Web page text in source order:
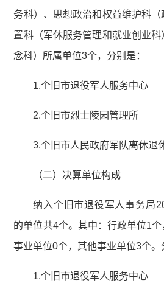
务科）、思想政治和权益维护科
置科（军休服务管理和就业创业
念科）所属单位3个，分别是：
1.个旧市退役军人服务中心
2.个旧市烈士陵园管理所
3.个旧市人民政府军队离休退
（二）决算单位构成
纳入个旧市退役军人事务局
的单位共4个。其中：行政单位1
事业单位0个，其他事业单位3个。
1.个旧市退役军人服务中心